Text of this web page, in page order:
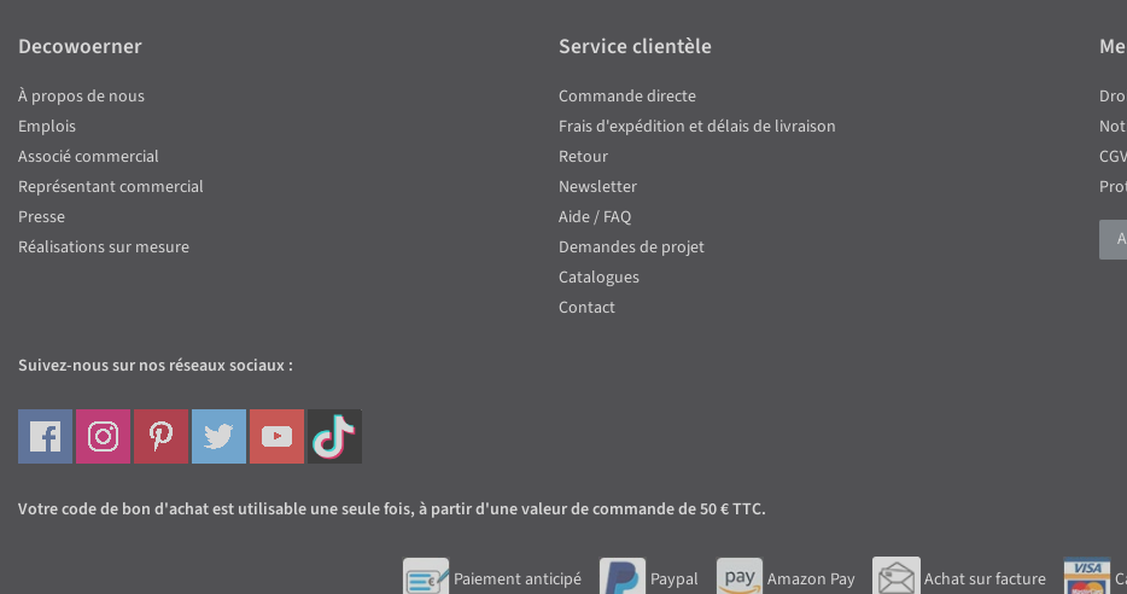
Decowoerner
À propos de nous
Emplois
Associé commercial
Représentant commercial
Presse
Réalisations sur mesure
Service clientèle
Commande directe
Frais d'expédition et délais de livraison
Retour
Newsletter
Aide / FAQ
Demandes de projet
Catalogues
Contact
Suivez-nous sur nos réseaux sociaux :
Votre code de bon d'achat est utilisable une seule fois, à partir d'une valeur de commande de 50 € TTC.
Paiement anticipé Paypal Amazon Pay Achat sur facture